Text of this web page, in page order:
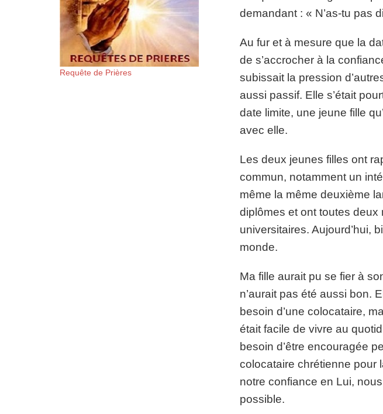
Requête de Prières
demandant : « N’as-tu pas
Au fur et à mesure que la
de s’accrocher à la
subissait la pression
aussi passif. Elle s’était
date limite, une jeune fille
avec elle.
Les deux jeunes filles ont
commun, notamment un
même la même deuxième
diplômes et ont toutes
universitaires. Aujourd’hui,
monde.
Ma fille aurait pu se fier à
n’aurait pas été aussi bon.
besoin d’une colocataire,
était facile de vivre au
besoin d’être encouragée
colocataire chrétienne pour
notre confiance en Lui,
possible.